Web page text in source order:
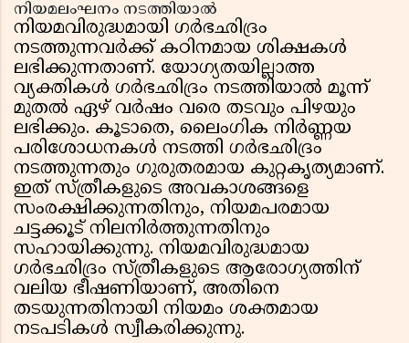
നിയമലംഘനം നടത്തിയാൽ
നിയമവിരുദ്ധമായി ഗർഭഛിദ്രം
നടത്തുന്നവർക്ക് കഠിനമായ ശിക്ഷകൾ
ലഭിക്കുന്നതാണ്. യോഗ്യതയില്ലാത്ത
വ്യക്തികൾ ഗർഭഛിദ്രം നടത്തിയാൽ മൂന്ന്
മുതൽ ഏഴ് വർഷം വരെ തടവും പിഴയും
ലഭിക്കും. കൂടാതെ, ലൈംഗിക നിർണ്ണയ
പരിശോധനകൾ നടത്തി ഗർഭഛിദ്രം
നടത്തുന്നതും ഗുരുതരമായ കുറ്റകൃത്യമാണ്.
ഇത് സ്ത്രീകളുടെ അവകാശങ്ങളെ
സംരക്ഷിക്കുന്നതിനും, നിയമപരമായ
ചട്ടക്കൂട് നിലനിർത്തുന്നതിനും
സഹായിക്കുന്നു. നിയമവിരുദ്ധമായ
ഗർഭഛിദ്രം സ്ത്രീകളുടെ ആരോഗ്യത്തിന്
വലിയ ഭീഷണിയാണ്, അതിനെ
തടയുന്നതിനായി നിയമം ശക്തമായ
നടപടികൾ സ്വീകരിക്കുന്നു.